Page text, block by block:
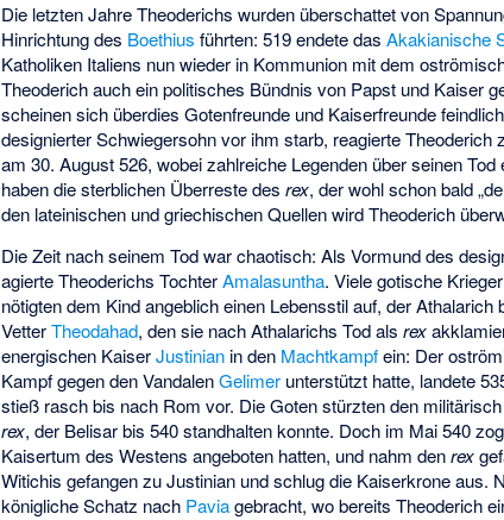
Die letzten Jahre Theoderichs wurden überschattet von
Hinrichtung des Boethius führten: 519 endete dasAkakianische
Katholiken Italiens nun wieder in Kommunion mit dem
Theoderich auch ein politisches Bündnis von Papst und Kaiser
scheinen sich überdies Gotenfreunde und Kaiserfreunde
designierter Schwiegersohn vor ihm starb, reagierte
am 30. August 526, wobei zahlreiche Legenden über seinen
haben die sterblichen Überreste desrex, der wohl schon bald
den lateinischen und griechischen Quellen wird Theoderich
Die Zeit nach seinem Tod war chaotisch: Als Vormund des
agierte Theoderichs TochterAmalasuntha. Viele gotische
nötigten dem Kind angeblich einen Lebensstil auf, der
VetterTheodahad, den sie nach Athalarichs Tod alsrex
energischen KaiserJustinian in den Machtkampfein: Der
Kampf gegen den VandalenGelimer unterstützt hatte, landete
stieß rasch bis nach Rom vor. Die Goten stürzten den
rex, der Belisar bis 540 standhalten konnte. Doch im Mai 540
Kaisertum des Westens angeboten hatten, und nahm denrex
Witichis gefangen zu Justinian und schlug die Kaiserkrone aus.
königliche Schatz nach Paviagebracht, wo bereits Theoderich